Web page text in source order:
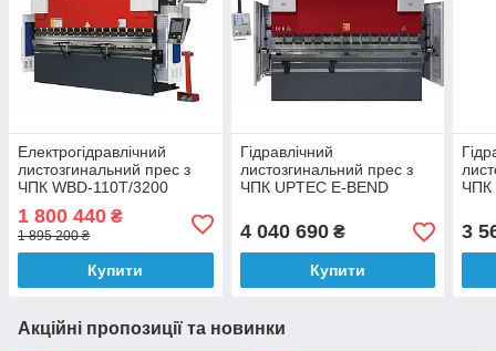
Електрогідравлічний
листозгинальний прес з
ЧПК WBD-110T/3200
SCS700 (110 т, 3200 мм)
1 800 440 ₴
1 895 200 ₴
Купити
Гідравлічний
листозгинальний прес з
ЧПК UPTEC E-BEND
мм)
4 040 690₴
Купити
ЧПК
мм)
3
Акційні пропозиції та новинки